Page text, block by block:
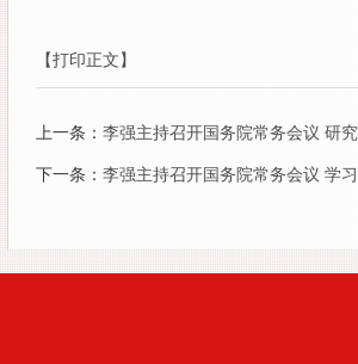
【打印正文】
上一条： 李强主持召开国务院常务会议 研
下一条： 李强主持召开国务院常务会议 学